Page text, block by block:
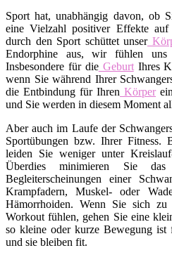
Sport hat, unabhängig davon, ob
eine Vielzahl positiver Effekte
durch den Sport schüttet unser
Endorphine aus, wir fühlen uns
Insbesondere für dieGeburtIhres
wenn Sie während Ihrer
die Entbindung für Ihren Körper
und Sie werden in diesem Moment
Aber auch im Laufe der
Sportübungen bzw. Ihrer Fitness.
leiden Sie weniger unter
Überdies minimieren Sie
Begleiterscheinungen einer
Krampfadern, Muskel- oder
Hämorrhoiden. Wenn Sie sich
Workout fühlen, gehen Sie eine
so kleine oder kurze Bewegung
und sie bleiben fit.